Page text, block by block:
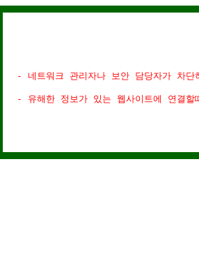
- 네트워크 관리자나 보안 담당자가 차단
- 유해한 정보가 있는 웹사이트에 연결할